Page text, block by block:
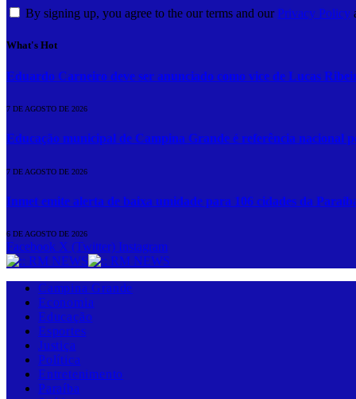
By signing up, you agree to the our terms and our Privacy Policy
What's Hot
Eduardo Carneiro deve ser anunciado como vice de Lucas
7 DE AGOSTO DE 2026
Educação municipal de Campina Grande é referência nacional
7 DE AGOSTO DE 2026
Inmet emite alerta de baixa umidade para 106 cidades da
6 DE AGOSTO DE 2026
Facebook X (Twitter) Instagram
Campina Grande
Economia
Educação
Esportes
Justiça
Política
Entretenimento
Paraíba